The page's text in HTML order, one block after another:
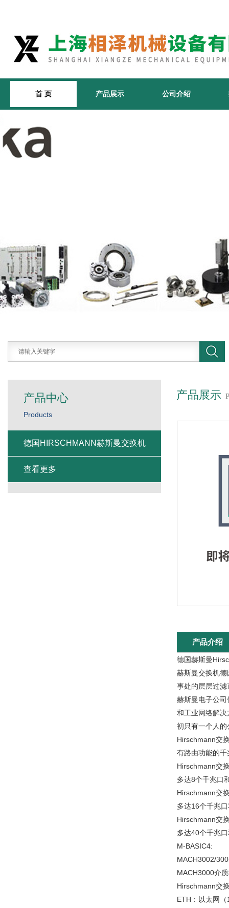
首 页 产品展示 公司介绍
产品展示
产品介绍
德国赫斯曼
赫斯曼交换机
事处的层层过
赫斯曼电子公
和工业网络解
初只有一个人
Hirschmann交
有路由功能的
Hirschmann交
多达8个千兆口
Hirschmann交
多达16个千兆
Hirschmann交
多达40个千兆
M-BASIC4:
MACH3002/
MACH3000介
Hirschmann交
ETH：以太网
产品中心
Products
德国HIRSCHMANN赫斯曼交换机
查看更多